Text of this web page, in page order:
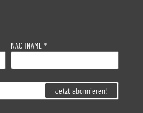
NACHNAME